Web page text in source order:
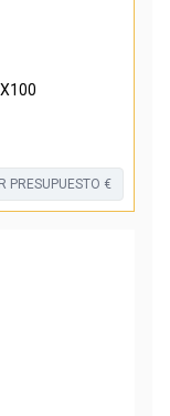
PRESUPUESTO €